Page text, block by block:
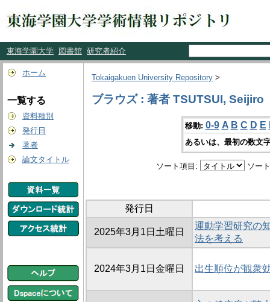
東海学園大学 図書館 研究者紹介
ホーム
一覧する
資料種別
発行日
著者
論文タイトル
Tokaigakuen University Repository >
ブラウズ : 著者 TSUTSUI, Seijiro
移動: 0-9 A B C D E
あるいは、最初の数文
ソート項目: ソー
発行日
2025年3月1日土曜日
運動学習研究の
法を考える
2024年3月1日金曜日 出生順位が観衆